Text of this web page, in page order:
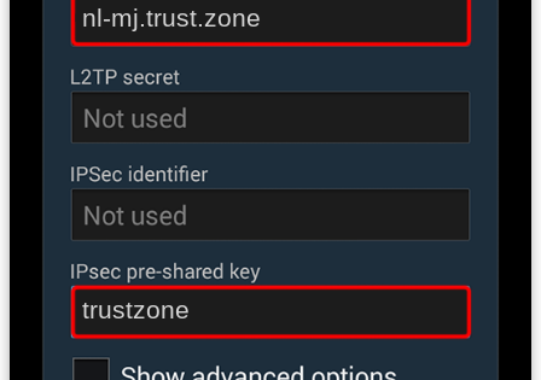
nl-mj.trust.zone
trustzone